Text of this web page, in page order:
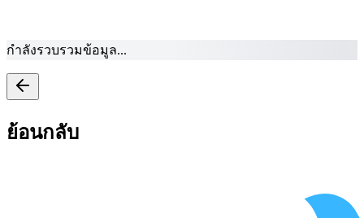
กำลังรวบรวมข้อมูล...
ย้อนกลับ